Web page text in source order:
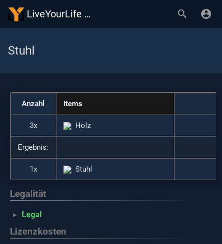
LiveYourLife Wiki
Stuhl
Anzahl Items
3x Holz
Ergebnis:
1x Stuhl
Legalität
Legal
Lizenzkosten